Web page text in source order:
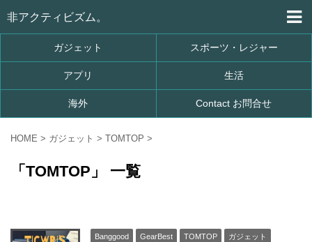
非アクティビズム。
ガジェット スポーツ・レジャー
アプリ 生活
海外 Contact お問合せ
HOME > ガジェット > TOMTOP >
「TOMTOP」 一覧
Banggood GearBest TOMTOP ガジェット